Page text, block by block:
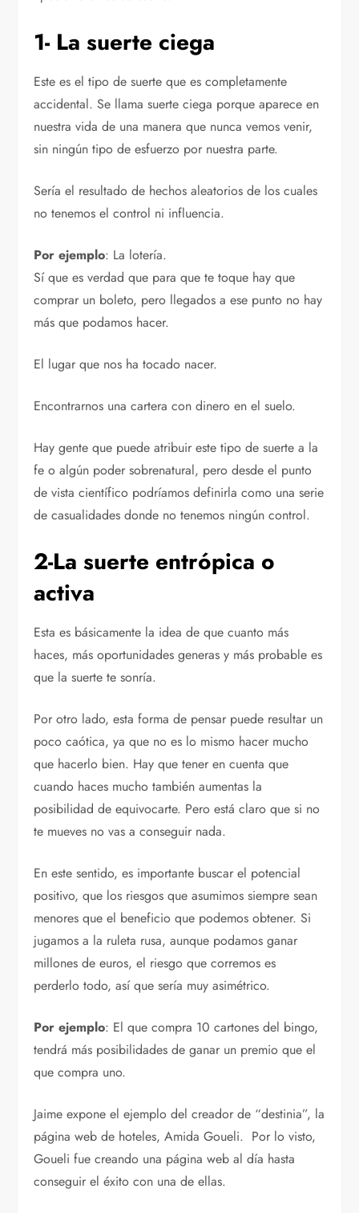
1- La suerte ciega
Este es el tipo de suerte que es completamente
accidental. Se llama suerte ciega porque aparece en
nuestra vida de una manera que nunca vemos venir,
sin ningún tipo de esfuerzo por nuestra parte.
Sería el resultado de hechos aleatorios de los cuales
no tenemos el control ni influencia.
Por ejemplo: La lotería.
Sí que es verdad que para que te toque hay que
comprar un boleto, pero llegados a ese punto no hay
más que podamos hacer.
El lugar que nos ha tocado nacer.
Encontrarnos una cartera con dinero en el suelo.
Hay gente que puede atribuir este tipo de suerte a la
fe o algún poder sobrenatural, pero desde el punto
de vista científico podríamos definirla como una serie
de casualidades donde no tenemos ningún control.
2-La suerte entrópica o
activa
Esta es básicamente la idea de que cuanto más
haces, más oportunidades generas y más probable es
que la suerte te sonría.
Por otro lado, esta forma de pensar puede resultar un
poco caótica, ya que no es lo mismo hacer mucho
que hacerlo bien. Hay que tener en cuenta que
cuando haces mucho también aumentas la
posibilidad de equivocarte. Pero está claro que si no
te mueves no vas a conseguir nada.
En este sentido, es importante buscar el potencial
positivo, que los riesgos que asumimos siempre sean
menores que el beneficio que podemos obtener. Si
jugamos a la ruleta rusa, aunque podamos ganar
millones de euros, el riesgo que corremos es
perderlo todo, así que sería muy asimétrico.
Por ejemplo: El que compra 10 cartones del bingo,
tendrá más posibilidades de ganar un premio que el
que compra uno.
Jaime expone el ejemplo del creador de “destinia”, la
página web de hoteles, Amida Goueli. Por lo visto,
Goueli fue creando una página web al día hasta
conseguir el éxito con una de ellas.